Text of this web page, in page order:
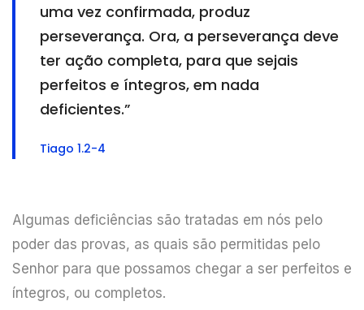
uma vez confirmada, produz
perseverança. Ora, a perseverança deve
ter ação completa, para que sejais
perfeitos e íntegros, em nada
deficientes.”
Tiago 1.2-4
Algumas deficiências são tratadas em nós pelo
poder das provas, as quais são permitidas pelo
Senhor para que possamos chegar a ser perfeitos e
íntegros, ou completos.